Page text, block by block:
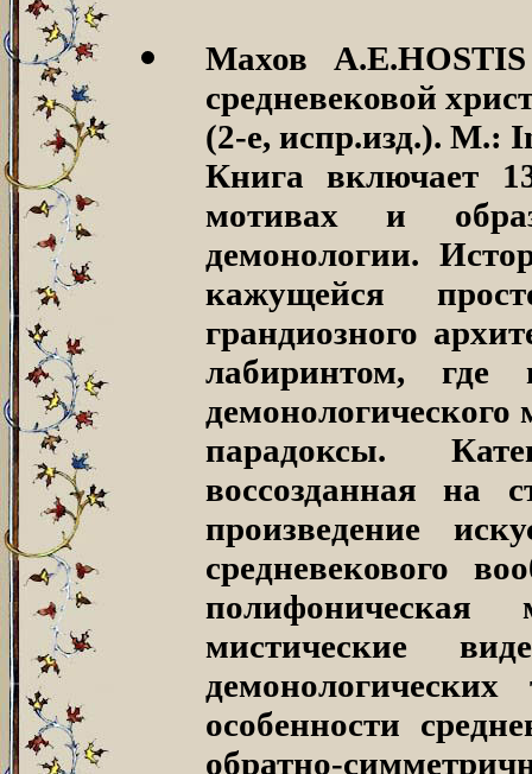
Махов
средневековой
(2-е, испр.изд.). М.:
Книга включает
мотивах и
демонологии.
кажущейся
грандиозного
лабиринтом, где
парадоксы.
воссозданная на
произведение
средневекового
мистические
особенности
обратно-